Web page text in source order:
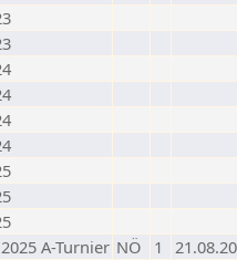
A-Turnier NÖ 1